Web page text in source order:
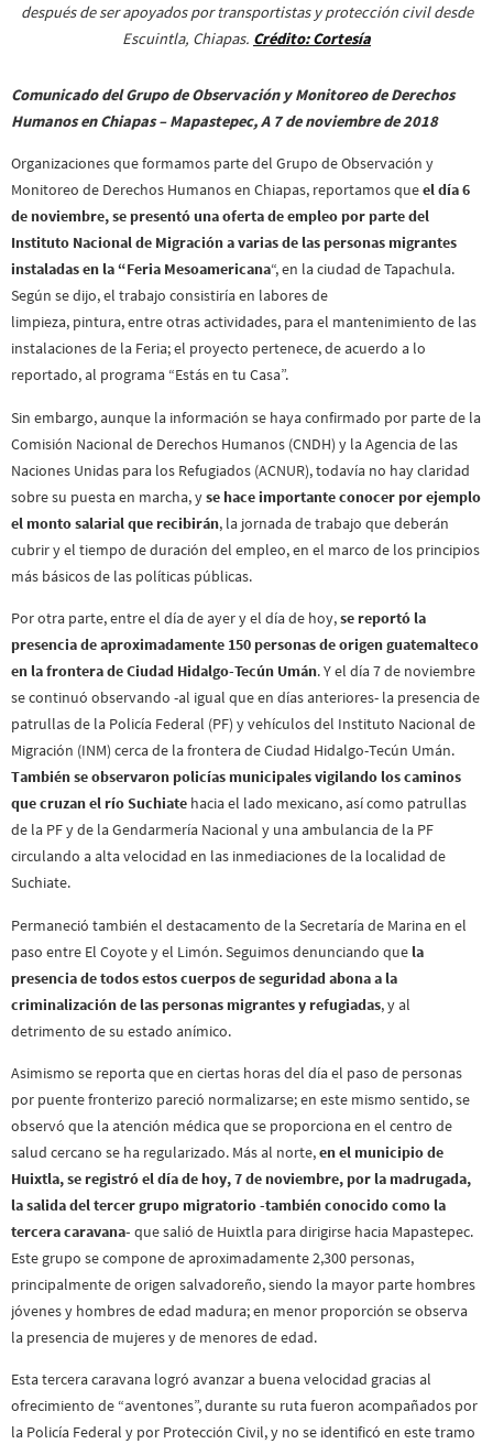
después de ser apoyados por transportistas y protección civil desde
Escuintla, Chiapas. Crédito: Cortesía
Comunicado delGrupo de Observación y Monitoreo de Derechos
Humanos en Chiapas – Mapastepec, A 7 de noviembre de 2018
Organizaciones que formamos parte del Grupo de Observación y
Monitoreo de Derechos Humanos en Chiapas, reportamos queel día 6
de noviembre, se presentó una oferta de empleo por parte del
Instituto Nacional de Migración a varias de las personas migrantes
instaladas en la “Feria Mesoamericana“, en la ciudad de Tapachula.
Según se dijo, el trabajo consistiría en labores de
limpieza, pintura, entre otras actividades, para el mantenimiento de las
instalaciones de la Feria; el proyecto pertenece, de acuerdo a lo
reportado, al programa “Estás en tu Casa”.
Sin embargo, aunque la información se haya confirmado por parte de la
Comisión Nacional de Derechos Humanos (CNDH) y la Agencia de las
Naciones Unidas para los Refugiados (ACNUR), todavía no hay claridad
sobre su puesta en marcha, yse hace importante conocer por ejemplo
el monto salarial que recibirán, la jornada de trabajo que deberán
cubrir y el tiempo de duración del empleo, en el marco de los principios
más básicos de las políticas públicas.
Por otra parte, entre el día de ayer y el día de hoy,se reportó la
presencia de aproximadamente 150 personas de origen guatemalteco
en la frontera de Ciudad Hidalgo-Tecún Umán. Y el día 7 de noviembre
se continuó observando -al igual que en días anteriores- la presencia de
patrullas de la Policía Federal (PF) y vehículos del Instituto Nacional de
Migración (INM) cerca de la frontera de Ciudad Hidalgo-Tecún Umán.
También se observaron policías municipales vigilando los caminos
que cruzan el río Suchiate hacia el lado mexicano, así como patrullas
de la PF y de la Gendarmería Nacional y una ambulancia de la PF
circulando a alta velocidad en las inmediaciones de la localidad de
Suchiate.
Permaneció también el destacamento de la Secretaría de Marina en el
paso entre El Coyote y el Limón. Seguimos denunciando que la
presencia de todos estos cuerpos de seguridad abona a la
criminalización de las personas migrantes y refugiadas, y al
detrimento de su estado anímico.
Asimismo se reporta que en ciertas horas del día el paso de personas
por puente fronterizo pareció normalizarse; en este mismo sentido, se
observó que la atención médica que se proporciona en el centro de
salud cercano se ha regularizado. Más al norte,en el municipio de
Huixtla, se registró el día de hoy, 7 de noviembre, por la madrugada,
la salida del tercer grupo migratorio -también conocido como la
tercera caravana- que salió de Huixtla para dirigirse hacia Mapastepec.
Este grupo se compone de aproximadamente 2,300 personas,
principalmente de origen salvadoreño, siendo la mayor parte hombres
jóvenes y hombres de edad madura; en menor proporción se observa
la presencia de mujeres y de menores de edad.
Esta tercera caravana logró avanzar a buena velocidad gracias al
ofrecimiento de “aventones”, durante su ruta fueron acompañados por
la Policía Federal y por Protección Civil, y no se identificó en este tramo